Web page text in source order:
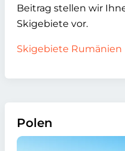
Beitrag stellen wir
Skigebiete vor.
Skigebiete Rumänien
Polen